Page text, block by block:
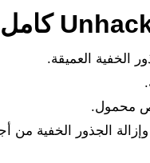
الخفية العميقة.
محمول.